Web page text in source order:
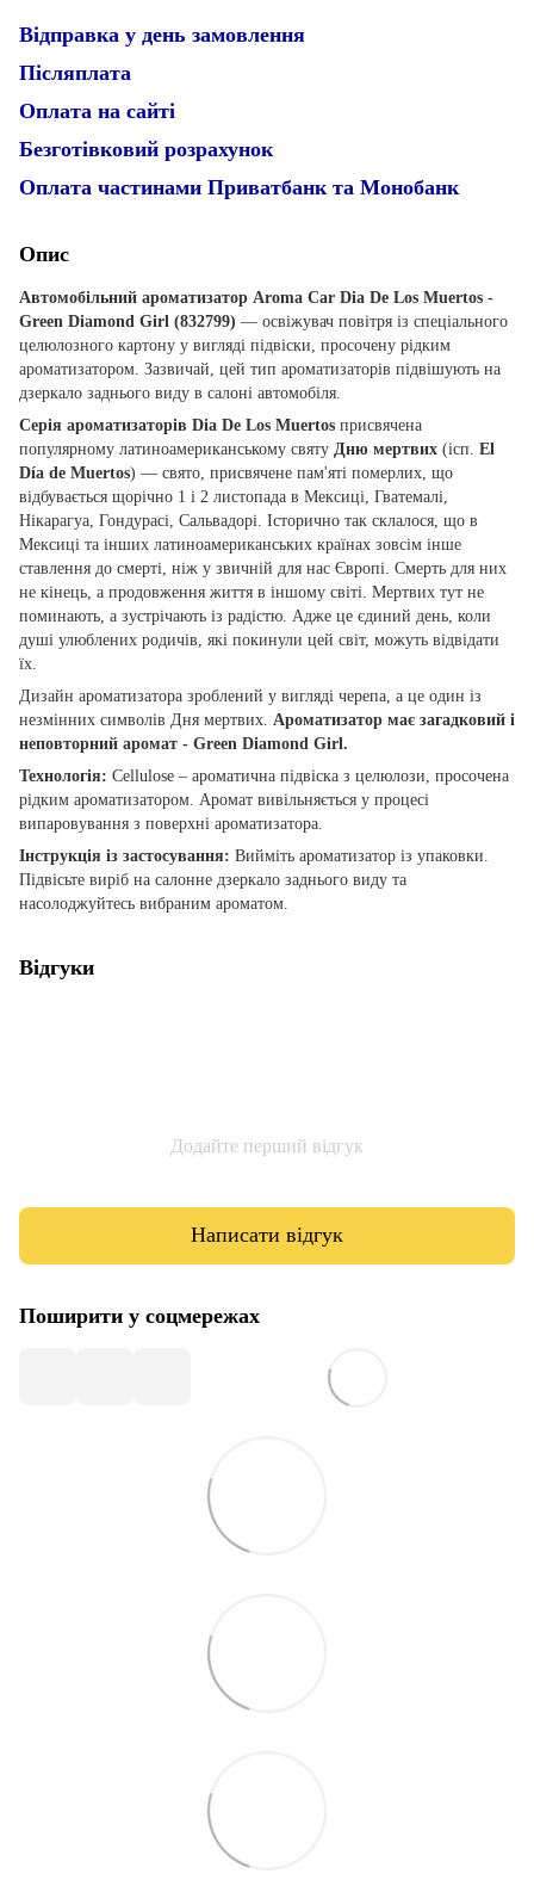
Відправка у день замовлення
Післяплата
Оплата на сайті
Безготівковий розрахунок
Оплата частинами Приватбанк та Монобанк
Опис
Автомобільний ароматизатор Aroma Car Dia De Los Muertos -
Green Diamond Girl (832799) — освіжувач повітря із спеціального
целюлозного картону у вигляді підвіски, просочену рідким
ароматизатором. Зазвичай, цей тип ароматизаторів підвішують на
дзеркало заднього виду в салоні автомобіля.
Серія ароматизаторів Dia De Los Muertos присвячена
популярному латиноамериканському святу Дню мертвих (ісп. El
Día de Muertos) — свято, присвячене пам'яті померлих, що
відбувається щорічно 1 і 2 листопада в Мексиці, Гватемалі,
Нікарагуа, Гондурасі, Сальвадорі. Історично так склалося, що в
Мексиці та інших латиноамериканських країнах зовсім інше
ставлення до смерті, ніж у звичній для нас Європі. Смерть для них
не кінець, а продовження життя в іншому світі. Мертвих тут не
поминають, а зустрічають із радістю. Адже це єдиний день, коли
душі улюблених родичів, які покинули цей світ, можуть відвідати
їх.
Дизайн ароматизатора зроблений у вигляді черепа, а це один із
незмінних символів Дня мертвих. Ароматизатор має загадковий і
неповторний аромат - Green Diamond Girl.
Технологія: Cellulose – ароматична підвіска з целюлози, просочена
рідким ароматизатором. Аромат вивільняється у процесі
випаровування з поверхні ароматизатора.
Інструкція із застосування: Вийміть ароматизатор із упаковки.
Підвісьте виріб на салонне дзеркало заднього виду та
насолоджуйтесь вибраним ароматом.
Відгуки
Додайте перший відгук
Написати відгук
Поширити у соцмережах